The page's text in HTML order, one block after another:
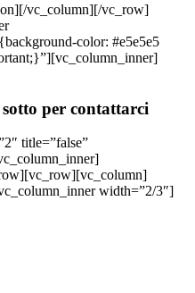
vc_column][/vc_row]
color: #e5e5e5
per contattarci
title=”false”
width=”2/3″]